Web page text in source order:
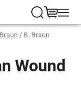
Hledat
/ B. Braun
Wound